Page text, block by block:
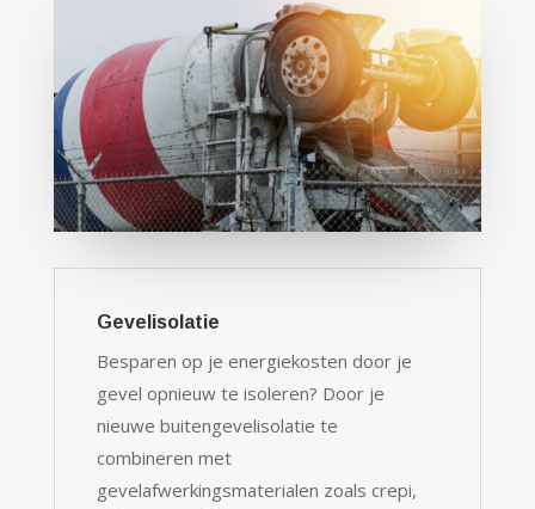
Gevelisolatie
Besparen op je energiekosten door je
gevel opnieuw te isoleren? Door je
nieuwe buitengevelisolatie te
combineren met
gevelafwerkingsmaterialen zoals crepi,